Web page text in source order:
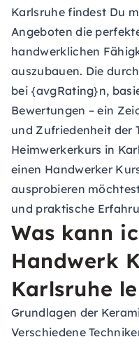
Karlsruhe findest Du
Angeboten die
handwerklichen
auszubauen. Die
bei {avgRating}n,
Bewertungen – ein
und Zufriedenheit der
Heimwerkerkurs in
einen Handwerker
ausprobieren
und praktische
Was kann
Handwerk
Karlsruhe
Grundlagen der
Verschiedene